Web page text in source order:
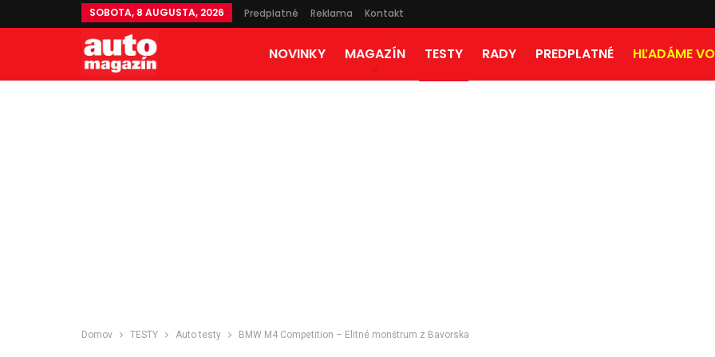
SOBOTA, 8 AUGUSTA, 2026 Predplatné Reklama Kontakt
NOVINKY MAGAZÍN TESTY RADY PREDPLATNÉ HĽADÁME
Domov TESTY Auto testy BMW M4 Competition – Elitné monštrum z Bavorska